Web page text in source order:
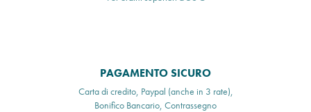
PAGAMENTO SICURO
Carta di credito, Paypal (anche in 3 rate),
Bonifico Bancario, Contrassegno